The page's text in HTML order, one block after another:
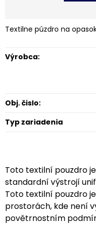
Textilne púzdro na
Výrobca:
Obj. čislo:
Typ zariadenia
Toto textilní pouzdro
standardní výstrojí
Toto textilní pouzdro
prostorách, kde není
povětrnostním